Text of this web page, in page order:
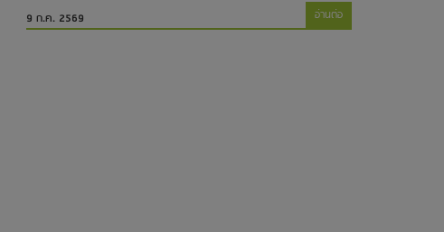
9 ก.ค. 2569 อ่านต่อ